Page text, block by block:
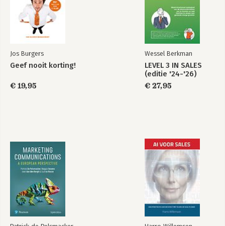
Web Security For
Creating Powerful
Further reading
Integrated fast track
Mini-cases
Index
Jos Burgers
Geef nooit korting!
€ 19,95
Wessel Berkman
LEVEL 3 IN SALES
(editie '24-'26)
€ 27,95